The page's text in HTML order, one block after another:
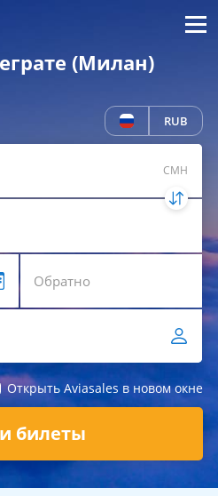
Меню
(Милан)
RUB
CMH
Открыть Aviasales в новом окне
билеты